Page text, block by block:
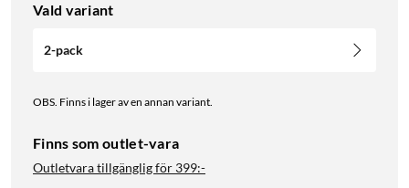
Vald variant
2-pack
OBS. Finns i lager av en annan variant.
Finns som outlet-vara
Outletvara tillgänglig för 399:-